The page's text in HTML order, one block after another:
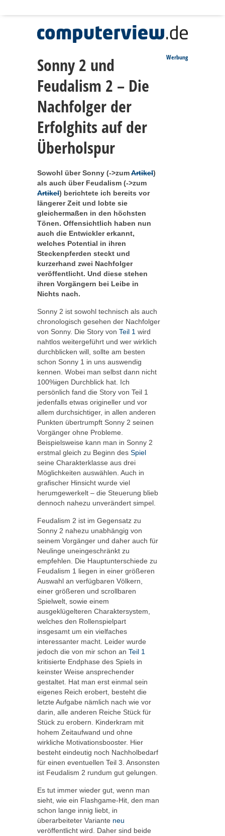
Sonny 2 und
Feudalism 2 – Die
Nachfolger der
Erfolghits auf der
Überholspur
Werbung
Sowohl über Sonny (->zumArtikel)
als auch über Feudalism (->zum
Artikel) berichtete ich bereits vor
längerer Zeit und lobte sie
gleichermaßen in den höchsten
Tönen. Offensichtlich haben nun
auch die Entwickler erkannt,
welches Potential in ihren
Steckenpferden steckt und
kurzerhand zwei Nachfolger
veröffentlicht. Und diese stehen
ihren Vorgängern bei Leibe in
Nichts nach.
Sonny 2 ist sowohl technisch als auch
chronologisch gesehen der Nachfolger
von Sonny. Die Story von Teil 1 wird
nahtlos weitergeführt und wer wirklich
durchblicken will, sollte am besten
schon Sonny 1 in uns auswendig
kennen. Wobei man selbst dann nicht
100%igen Durchblick hat. Ich
persönlich fand die Story von Teil 1
jedenfalls etwas origineller und vor
allem durchsichtiger, in allen anderen
Punkten übertrumpft Sonny 2 seinen
Vorgänger ohne Probleme.
Beispielsweise kann man in Sonny 2
erstmal gleich zu Beginn des Spiel
seine Charakterklasse aus drei
Möglichkeiten auswählen. Auch in
grafischer Hinsicht wurde viel
herumgewerkelt – die Steuerung blieb
dennoch nahezu unverändert simpel.
Feudalism 2 ist im Gegensatz zu
Sonny 2 nahezu unabhängig von
seinem Vorgänger und daher auch für
Neulinge uneingeschränkt zu
empfehlen. Die Hauptunterschiede zu
Feudalism 1 liegen in einer größeren
Auswahl an verfügbaren Völkern,
einer größeren und scrollbaren
Spielwelt, sowie einem
ausgeklügelteren Charaktersystem,
welches den Rollenspielpart
insgesamt um ein vielfaches
interessanter macht. Leider wurde
jedoch die von mir schon an Teil 1
kritisierte Endphase des Spiels in
keinster Weise ansprechender
gestaltet. Hat man erst einmal sein
eigenes Reich erobert, besteht die
letzte Aufgabe nämlich nach wie vor
darin, alle anderen Reiche Stück für
Stück zu erobern. Kinderkram mit
hohem Zeitaufwand und ohne
wirkliche Motivationsbooster. Hier
besteht eindeutig noch Nachholbedarf
für einen eventuellen Teil 3. Ansonsten
ist Feudalism 2 rundum gut gelungen.
Es tut immer wieder gut, wenn man
sieht, wie ein Flashgame-Hit, den man
schon lange innig liebt, in
überarbeiteter Variante neu
veröffentlicht wird. Daher sind beide